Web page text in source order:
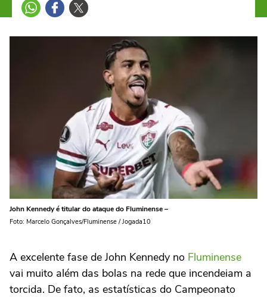
John Kennedy é titular do ataque do Fluminense –
Foto: Marcelo Gonçalves/Fluminense / Jogada10
A excelente fase de John Kennedy no Fluminense
vai muito além das bolas na rede que incendeiam a
torcida. De fato, as estatísticas do Campeonato